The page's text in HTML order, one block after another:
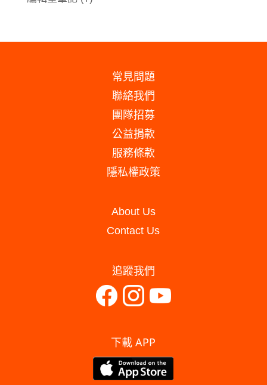
常見問題
聯絡我們
團隊招募
公益捐款
服務條款
隱私權政策
About Us
Contact Us
追蹤我們
下載 APP